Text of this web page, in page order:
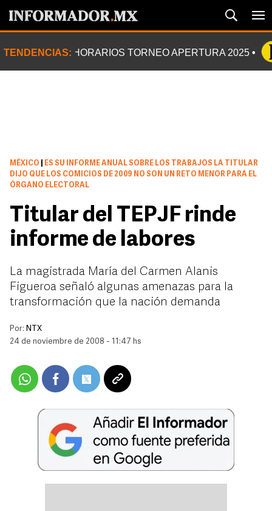
TENDENCIAS: HORARIOS TORNEO APERTURA 2025
MÉXICO
ES SU INFORME ANUAL SOBRE LOS TRABAJOS LA TITULAR
DIJO QUE LOS COMICIOS DE 2009 NO SON UN RETO MENOR PARA EL
ÓRGANO ELECTORAL
Titular del TEPJF rinde
informe de labores
La magistrada María del Carmen Alanis
Figueroa señaló algunas amenazas para la
transformación que la nación demanda
Por: NTX
24 de noviembre de 2008 - 11:47 hs